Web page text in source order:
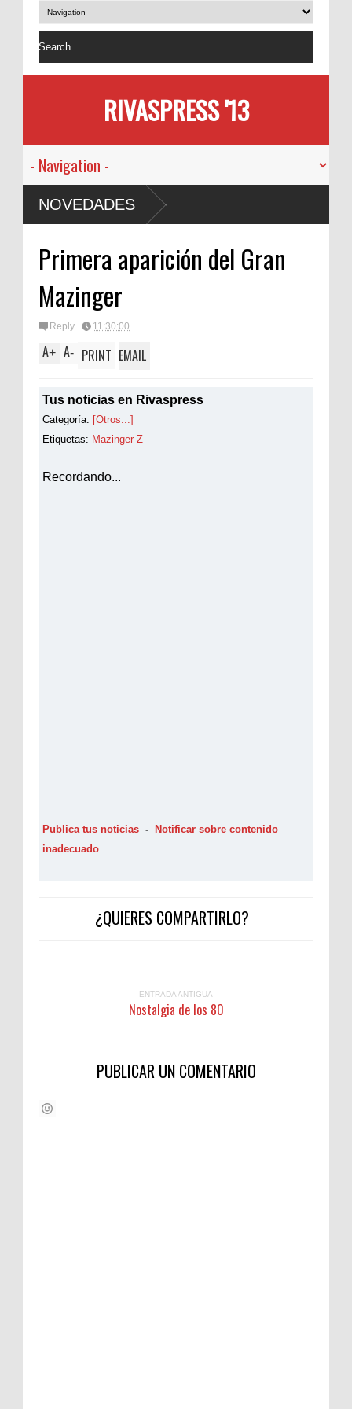
RIVASPRESS '13
NOVEDADES
Primera aparición del Gran
Mazinger
Reply 11:30:00
A+ A- PRINT EMAIL
Tus noticias en Rivaspress
Categoría: [Otros...]
Etiquetas: Mazinger Z
Recordando...
Publica tus noticias - Notificar sobre contenido
inadecuado
¿QUIERES COMPARTIRLO?
ENTRADA ANTIGUA
Nostalgia de los 80
PUBLICAR UN COMENTARIO